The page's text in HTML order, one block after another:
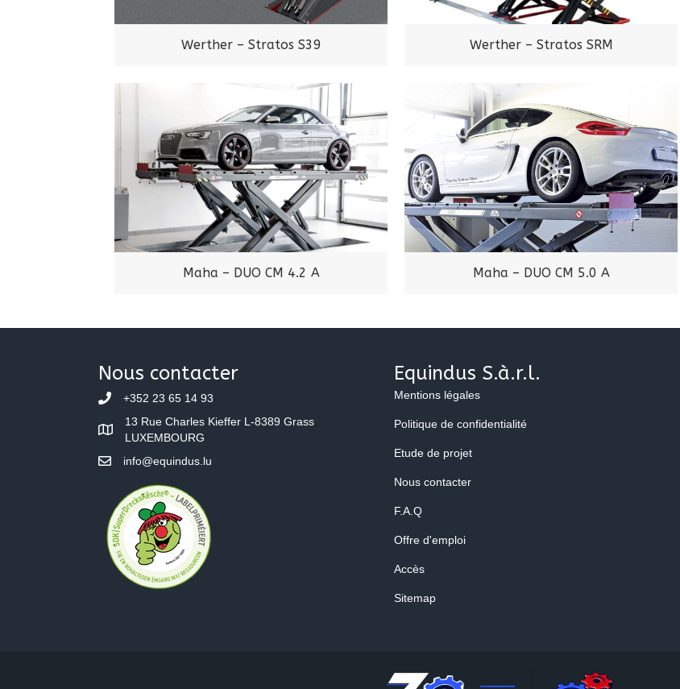
Werther – Stratos S39 Werther – Stratos SRM
Maha – DUO CM 4.2 A Maha – DUO CM 5.0 A
Nous contacter
+352 23 65 14 93
13 Rue Charles Kieffer L-8389 Grass
LUXEMBOURG
info@equindus.lu
Equindus S.à.r.l.
Mentions légales
Politique de confidentialité
Etude de projet
Nous contacter
F.A.Q
Offre d'emploi
Accès
Sitemap